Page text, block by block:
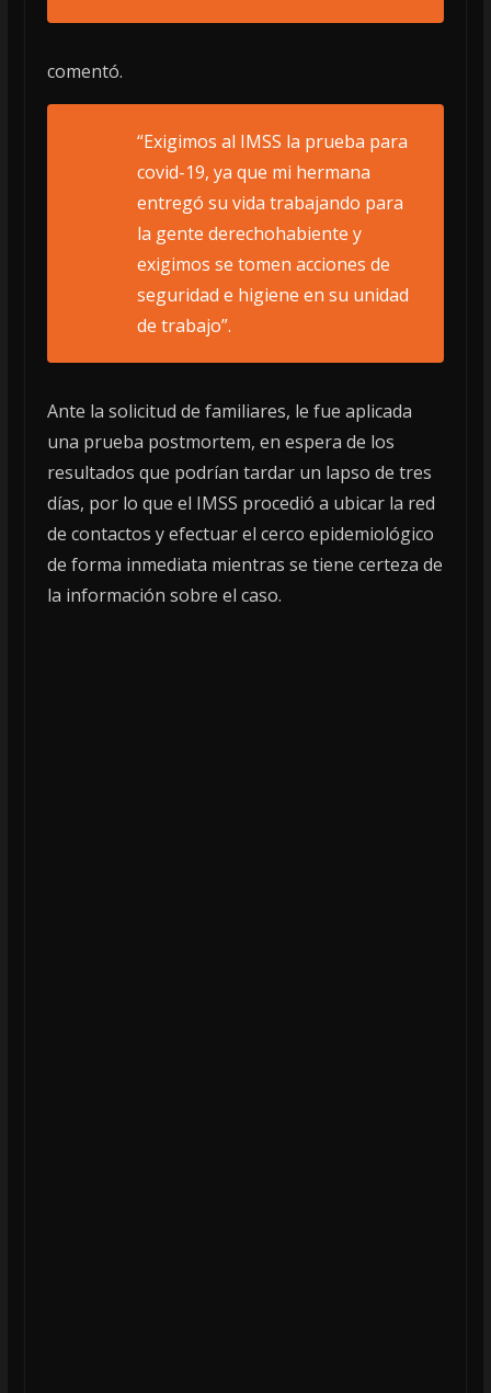
comentó.
“Exigimos al IMSS la prueba para
covid-19, ya que mi hermana
entregó su vida trabajando para
la gente derechohabiente y
exigimos se tomen acciones de
seguridad e higiene en su unidad
de trabajo”.
Ante la solicitud de familiares, le fue aplicada
una prueba postmortem, en espera de los
resultados que podrían tardar un lapso de tres
días, por lo que el IMSS procedió a ubicar la red
de contactos y efectuar el cerco epidemiológico
de forma inmediata mientras se tiene certeza de
la información sobre el caso.